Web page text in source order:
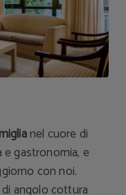
nel cuore di
e gastronomia, e
con noi.
angolo cottura